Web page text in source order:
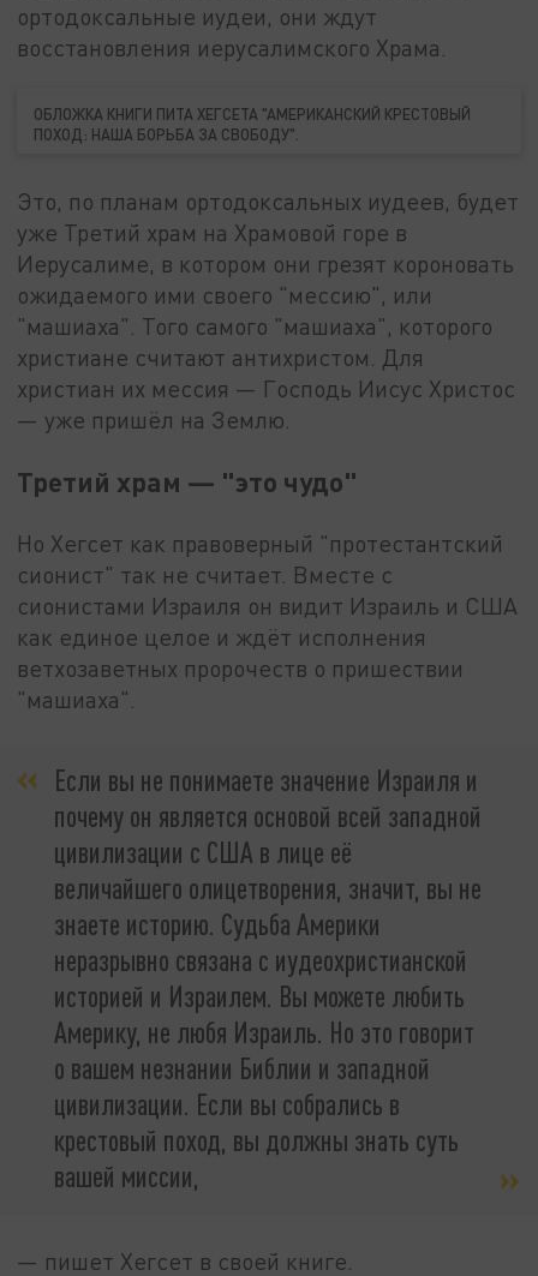
ортодоксальные иудеи, они ждут
восстановления иерусалимского Храма.
ОБЛОЖКА КНИГИ ПИТА ХЕГСЕТА "АМЕРИКАНСКИЙ КРЕСТОВЫЙ
ПОХОД: НАША БОРЬБА ЗА СВОБОДУ".
Это, по планам ортодоксальных иудеев, будет
уже Третий храм на Храмовой горе в
Иерусалиме, в котором они грезят короновать
ожидаемого ими своего "мессию", или
"машиаха". Того самого "машиаха", которого
христиане считают антихристом. Для
христиан их мессия — Господь Иисус Христос
— уже пришёл на Землю.
Третий храм — "это чудо"
Но Хегсет как правоверный "протестантский
сионист" так не считает. Вместе с
сионистами Израиля он видит Израиль и США
как единое целое и ждёт исполнения
ветхозаветных пророчеств о пришествии
"машиаха".
Если вы не понимаете значение Израиля и
почему он является основой всей западной
цивилизации с США в лице её
величайшего олицетворения, значит, вы не
знаете историю. Судьба Америки
неразрывно связана с иудеохристианской
историей и Израилем. Вы можете любить
Америку, не любя Израиль. Но это говорит
о вашем незнании Библии и западной
цивилизации. Если вы собрались в
крестовый поход, вы должны знать суть
вашей миссии,
— пишет Хегсет в своей книге.